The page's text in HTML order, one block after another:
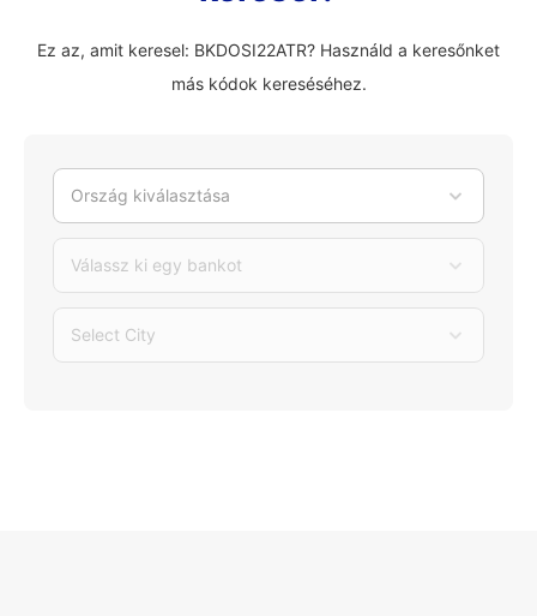
Ez az, amit keresel: BKDOSI22ATR? Használd a keresőnket
más kódok kereséséhez.
Ország kiválasztása
Válassz ki egy bankot
Select City